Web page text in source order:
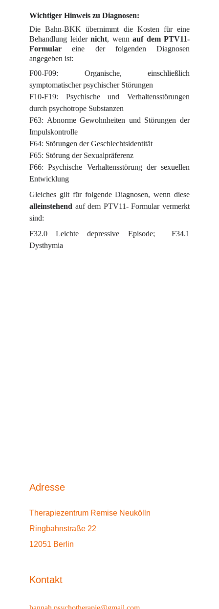
Wichtiger Hinweis zu Diagnosen:
Die Bahn-BKK übernimmt die Kosten für eine
Behandlung leider nicht, wenn auf dem PTV11-
Formulareine der folgenden Diagnosen
angegeben ist:
F00-F09: Organische, einschließlich
symptomatischer psychischer Störungen
F10-F19: Psychische und Verhaltensstörungen
durch psychotrope Substanzen
F63: Abnorme Gewohnheiten und Störungen der
Impulskontrolle
F64: Störungen der Geschlechtsidentität
F65: Störung der Sexualpräferenz
F66: Psychische Verhaltensstörung der sexuellen
Entwicklung
Gleiches gilt für folgende Diagnosen, wenn diese
alleinstehend auf dem PTV11- Formular vermerkt
sind:
F32.0 Leichte depressive Episode; F34.1
Dysthymia
Adresse
Therapiezentrum Remise Neukölln
Ringbahnstraße 22
12051 Berlin
Kontakt